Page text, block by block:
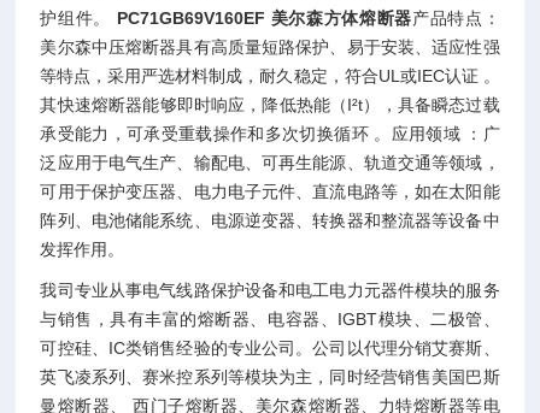
护组件。
PC71GB69V160EF 美尔森方体熔断器产品特点：
美尔森中压熔断器具有高质量短路保护、易于安装、适应性强
等特点，采用严选材料制成，耐久稳定，符合UL或IEC认证 。
其快速熔断器能够即时响应，降低热能（I²t），具备瞬态过载
承受能力，可承受重载操作和多次切换循环 。应用领域 ：广
泛应用于电气生产、输配电、可再生能源、轨道交通等领域，
可用于保护变压器、电力电子元件、直流电路等，如在太阳能
阵列、电池储能系统、电源逆变器、转换器和整流器等设备中
发挥作用。
我司专业从事电气线路保护设备和电工电力元器件模块的服务
与销售，具有丰富的熔断器、电容器、IGBT模块、二极管、
可控硅、IC类销售经验的专业公司。公司以代理分销艾赛斯、
英飞凌系列、赛米控系列等模块为主，同时经营销售美国巴斯
曼熔断器、 西门子熔断器、美尔森熔断器、力特熔断器等电